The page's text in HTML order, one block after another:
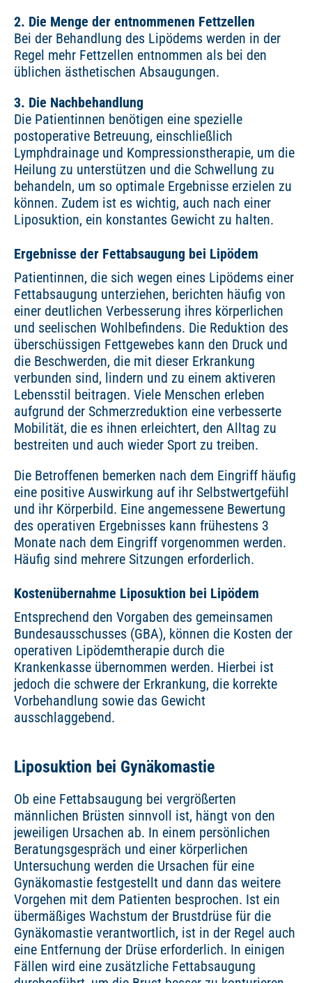
2. Die Menge der entnommenen Fettzellen
Bei der Behandlung des Lipödems werden in der
Regel mehr Fettzellen entnommen als bei den
üblichen ästhetischen Absaugungen.
3. Die Nachbehandlung
Die Patientinnen benötigen eine spezielle
postoperative Betreuung, einschließlich
Lymphdrainage und Kompressionstherapie, um die
Heilung zu unterstützen und die Schwellung zu
behandeln, um so optimale Ergebnisse erzielen zu
können. Zudem ist es wichtig, auch nach einer
Liposuktion, ein konstantes Gewicht zu halten.
Ergebnisse der Fettabsaugung bei Lipödem
Patientinnen, die sich wegen eines Lipödems einer
Fettabsaugung unterziehen, berichten häufig von
einer deutlichen Verbesserung ihres körperlichen
und seelischen Wohlbefindens. Die Reduktion des
überschüssigen Fettgewebes kann den Druck und
die Beschwerden, die mit dieser Erkrankung
verbunden sind, lindern und zu einem aktiveren
Lebensstil beitragen. Viele Menschen erleben
aufgrund der Schmerzreduktion eine verbesserte
Mobilität, die es ihnen erleichtert, den Alltag zu
bestreiten und auch wieder Sport zu treiben.
Die Betroffenen bemerken nach dem Eingriff häufig
eine positive Auswirkung auf ihr Selbstwertgefühl
und ihr Körperbild. Eine angemessene Bewertung
des operativen Ergebnisses kann frühestens 3
Monate nach dem Eingriff vorgenommen werden.
Häufig sind mehrere Sitzungen erforderlich.
Kostenübernahme Liposuktion bei Lipödem
Entsprechend den Vorgaben des gemeinsamen
Bundesausschusses (GBA), können die Kosten der
operativen Lipödemtherapie durch die
Krankenkasse übernommen werden. Hierbei ist
jedoch die schwere der Erkrankung, die korrekte
Vorbehandlung sowie das Gewicht
ausschlaggebend.
Liposuktion bei Gynäkomastie
Ob eine Fettabsaugung bei vergrößerten
männlichen Brüsten sinnvoll ist, hängt von den
jeweiligen Ursachen ab. In einem persönlichen
Beratungsgespräch und einer körperlichen
Untersuchung werden die Ursachen für eine
Gynäkomastie festgestellt und dann das weitere
Vorgehen mit dem Patienten besprochen. Ist ein
übermäßiges Wachstum der Brustdrüse für die
Gynäkomastie verantwortlich, ist in der Regel auch
eine Entfernung der Drüse erforderlich. In einigen
Fällen wird eine zusätzliche Fettabsaugung